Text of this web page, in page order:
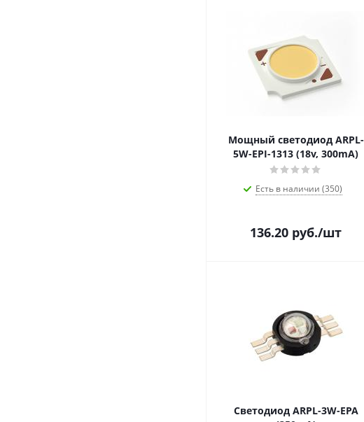
Мощный светодиод ARPL-
5W-EPI-1313 (18v, 300mA)
Есть в наличии (350)
136.20 руб./шт
Светодиод ARPL-3W-EPA